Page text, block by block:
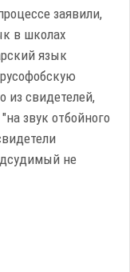
заявили,
в школах
язык
из свидетелей,
звук отбойного
не